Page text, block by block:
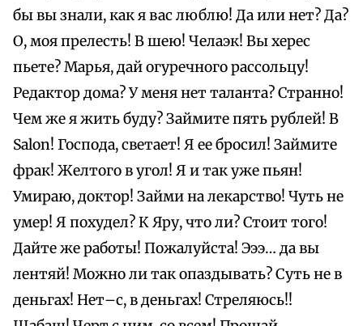
бы вы знали, как я вас люблю! Да или нет? Да?
О, моя прелесть! В шею! Челаэк! Вы херес
пьете? Марья, дай огуречного рассольцу!
Редактор дома? У меня нет таланта? Странно!
Чем же я жить буду? Займите пять рублей! В
Salon! Господа, светает! Я ее бросил! Займите
фрак! Желтого в угол! Я и так уже пьян!
Умираю, доктор! Займи на лекарство! Чуть не
умер! Я похудел? К Яру, что ли? Стоит того!
Дайте же работы! Пожалуйста! Эээ… да вы
лентяй! Можно ли так опаздывать? Суть не в
деньгах! Нет–с, в деньгах! Стреляюсь!!